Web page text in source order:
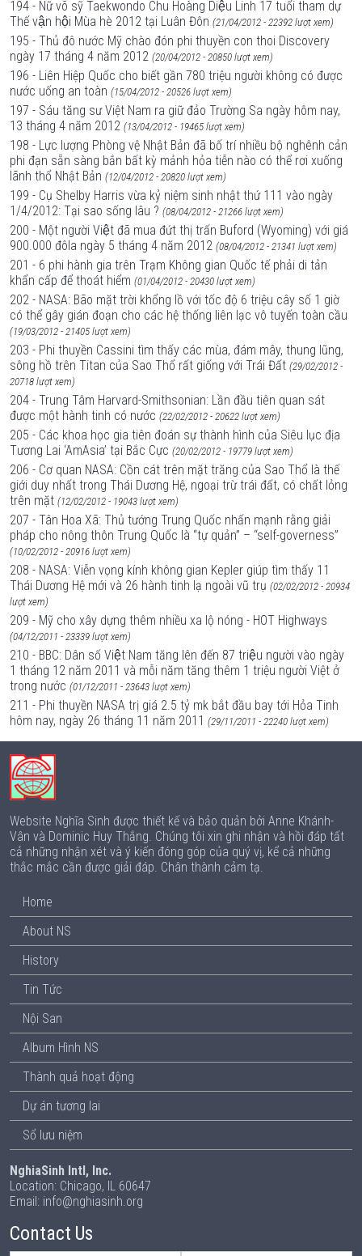
194 - Nữ võ sỹ Taekwondo Chu Hoàng Diệu Linh 17 tuổi tham dự
Thế vận hội Mùa hè 2012 tại Luân Đôn (21/04/2012 - 22392 lượt xem)
195 - Thủ đô nước Mỹ chào đón phi thuyền con thoi Discovery
ngày 17 tháng 4 năm 2012 (20/04/2012 - 20850 lượt xem)
196 - Liên Hiệp Quốc cho biết gần 780 triệu người không có được
nước uống an toàn (15/04/2012 - 20526 lượt xem)
197 - Sáu tăng sư Việt Nam ra giữ đảo Trường Sa ngày hôm nay,
13 tháng 4 năm 2012 (13/04/2012 - 19465 lượt xem)
198 - Lực lượng Phòng vệ Nhật Bản đã bố trí nhiều bộ nghênh cản
phi đạn sẵn sàng bắn bất kỳ mảnh hỏa tiễn nào có thể rơi xuống
lãnh thổ Nhật Bản (12/04/2012 - 20820 lượt xem)
199 - Cụ Shelby Harris vừa kỷ niệm sinh nhật thứ 111 vào ngày
1/4/2012: Tại sao sống lâu ? (08/04/2012 - 21266 lượt xem)
200 - Một người Việt đã mua đứt thị trấn Buford (Wyoming) với giá
900.000 đôla ngày 5 tháng 4 năm 2012 (08/04/2012 - 21341 lượt xem)
201 - 6 phi hành gia trên Trạm Không gian Quốc tế phải di tản
khẩn cấp để thoát hiểm (01/04/2012 - 20430 lượt xem)
202 - NASA: Bão mặt trời khổng lồ với tốc độ 6 triệu cây số 1 giờ
có thể gây gián đoạn cho các hệ thống liên lạc vô tuyến toàn cầu
(19/03/2012 - 21405 lượt xem)
203 - Phi thuyền Cassini tìm thấy các mùa, đám mây, thung lũng,
sông hồ trên Titan của Sao Thổ rất giống với Trái Đất (29/02/2012 -
20718 lượt xem)
204 - Trung Tâm Harvard-Smithsonian: Lần đầu tiên quan sát
được một hành tinh có nước (22/02/2012 - 20622 lượt xem)
205 - Các khoa học gia tiên đoán sự thành hình của Siêu lục địa
Tương Lai ‘AmAsia’ tại Bắc Cực (20/02/2012 - 19779 lượt xem)
206 - Cơ quan NASA: Cồn cát trên mặt trăng của Sao Thổ là thế
giới duy nhất trong Thái Dương Hệ, ngoại trừ trái đất, có chất lỏng
trên mặt (12/02/2012 - 19043 lượt xem)
207 - Tân Hoa Xã: Thủ tướng Trung Quốc nhấn mạnh rằng giải
pháp cho nông thôn Trung Quốc là “tự quản” – “self-governess”
(10/02/2012 - 20916 lượt xem)
208 - NASA: Viễn vọng kính không gian Kepler giúp tìm thấy 11
Thái Dương Hệ mới và 26 hành tinh lạ ngoài vũ trụ (02/02/2012 - 20934
lượt xem)
209 - Mỹ cho xây dựng thêm nhiều xa lộ nóng - HOT Highways
(04/12/2011 - 23339 lượt xem)
210 - BBC: Dân số Việt Nam tăng lên đến 87 triệu người vào ngày
1 tháng 12 năm 2011 và mỗi năm tăng thêm 1 triệu người Việt ở
trong nước (01/12/2011 - 23643 lượt xem)
211 - Phi thuyền NASA trị giá 2.5 tỷ mk bắt đầu bay tới Hỏa Tinh
hôm nay, ngày 26 tháng 11 năm 2011 (29/11/2011 - 22240 lượt xem)
Website Nghĩa Sinh được thiết kế và bảo quản bởi Anne Khánh-
Vân và Dominic Huy Thắng. Chúng tôi xin ghi nhận và hồi đáp tất
cả những nhận xét và ý kiến đóng góp của quý vị, kể cả những
thắc mắc cần được giải đáp. Chân thành cảm tạ.
Home
About NS
History
Tin Tức
Nội San
Album Hình NS
Thành quả hoạt động
Dự án tương lai
Sổ lưu niệm
NghiaSinh Intl, Inc.
Location: Chicago, IL 60647
Email: info@nghiasinh.org
Contact Us